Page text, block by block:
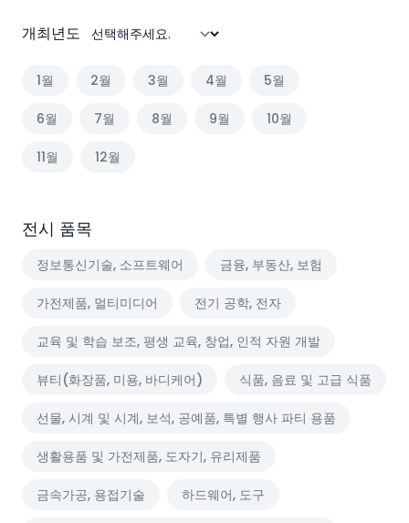
개최년도
1월 2월 3월 4월 5월
6월 7월 8월 9월 10월
11월 12월
전시 품목
정보통신기술, 소프트웨어 금융, 부동산, 보험
가전제품, 멀티미디어 전기 공학, 전자
교육 및 학습 보조, 평생 교육, 창업, 인적 자원 개발
뷰티(화장품, 미용, 바디케어) 식품, 음료 및 고급 식품
선물, 시계 및 시계, 보석, 공예품, 특별 행사 파티 용품
생활용품 및 가전제품, 도자기, 유리제품
금속가공, 용접기술 하드웨어, 도구